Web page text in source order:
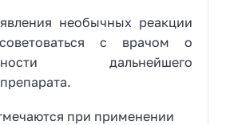
необычных реакции
с врачом о
дальнейшего
при применении